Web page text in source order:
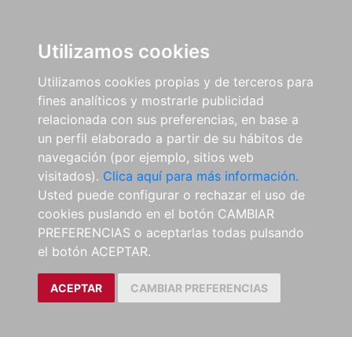
Utilizamos cookies
Utilizamos cookies propias y de terceros para
fines analíticos y mostrarle publicidad
relacionada con sus preferencias, en base a
un perfil elaborado a partir de su hábitos de
navegación (por ejemplo, sitios web
visitados). Clica aquí para más información.
Usted puede configurar o rechazar el uso de
cookies puslando en el botón CAMBIAR
PREFERENCIAS o aceptarlas todas pulsando
el botón ACEPTAR.
ACEPTAR CAMBIAR PREFERENCIAS